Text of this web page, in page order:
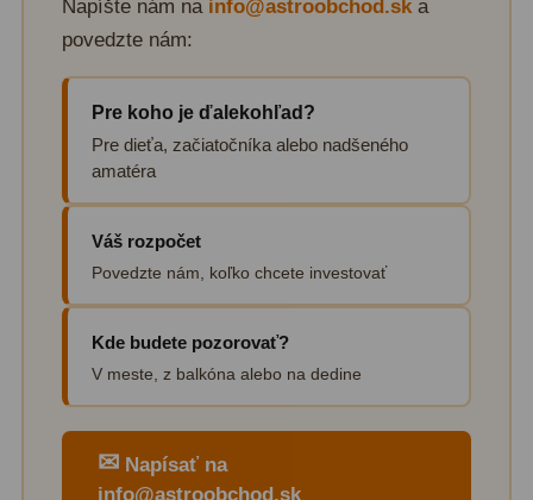
Napíšte nám na info@astroobchod.ska
povedzte nám:
Pre koho je ďalekohľad?
Pre dieťa, začiatočníka alebo nadšeného
amatéra
Váš rozpočet
Povedzte nám, koľko chcete investovať
Kde budete pozorovať?
V meste, z balkóna alebo na dedine
✉ Napísať na
info@astroobchod.sk